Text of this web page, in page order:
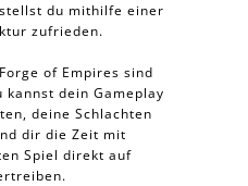
du mithilfe einer
zufrieden.
of Empires sind
kannst dein Gameplay
deine Schlachten
dir die Zeit mit
Spiel direkt auf